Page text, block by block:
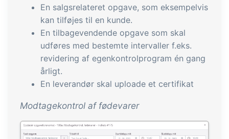
En salgsrelateret opgave, som eksempelvis
kan tilføjes til en kunde.
En tilbagevendende opgave som skal
udføres med bestemte intervaller f.eks.
revidering af egenkontrolprogram én gang
årligt.
En leverandør skal uploade et certifikat
Modtagekontrol af fødevarer